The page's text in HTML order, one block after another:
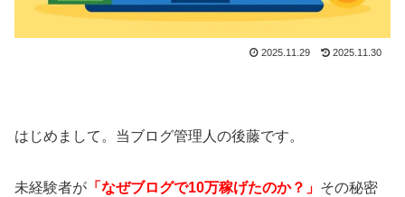
2025.11.29 2025.11.30
はじめまして。当ブログ管理人の後藤です。
未経験者が 「なぜブログで10万稼げたのか？」 その秘密